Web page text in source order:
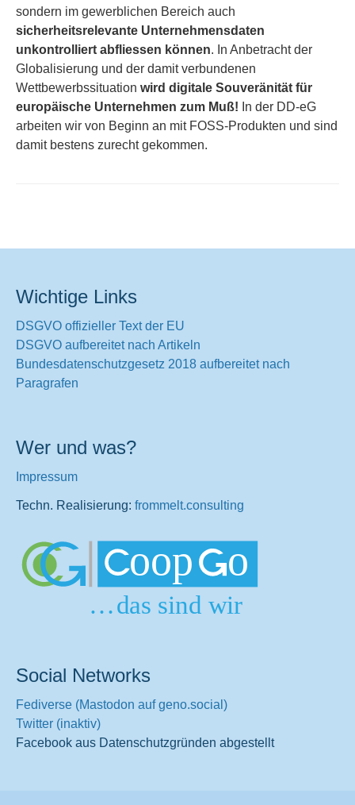
sondern im gewerblichen Bereich auch
sicherheitsrelevante Unternehmensdaten
unkontrolliert abfliessen können. In Anbetracht der
Globalisierung und der damit verbundenen
Wettbewerbssituation wird digitale Souveränität für
europäische Unternehmen zum Muß! In der DD-eG
arbeiten wir von Beginn an mit FOSS-Produkten und sind
damit bestens zurecht gekommen.
Wichtige Links
DSGVO offizieller Text der EU
DSGVO aufbereitet nach Artikeln
Bundesdatenschutzgesetz 2018 aufbereitet nach
Paragrafen
Wer und was?
Impressum
Techn. Realisierung: frommelt.consulting
Social Networks
Fediverse (Mastodon auf geno.social)
Twitter (inaktiv)
Facebook aus Datenschutzgründen abgestellt